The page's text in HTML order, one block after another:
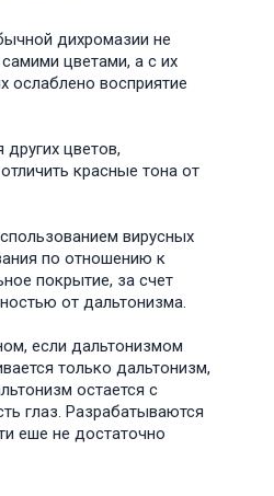
дихромазии не
цветами, а с их
ослаблено восприятие
цветов,
красные тона от
вирусных
по отношению к
покрытие, за счет
от дальтонизма.
если дальтонизмом
только дальтонизм,
остается с
глаз. Разрабатываются
еше не достаточно